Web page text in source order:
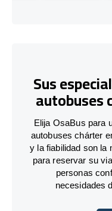
Sus
autobuses
Elija OsaBus para
autobuses chárter
y la fiabilidad son la
para reservar su
personas
necesidades